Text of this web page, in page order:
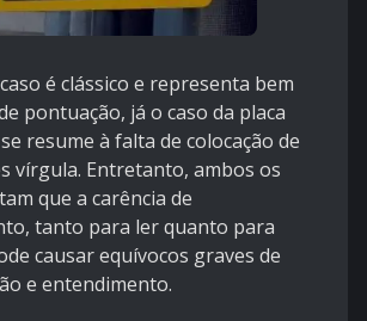
é clássico e representa bem
pontuação, já o caso da placa
resume à falta de colocação de
vírgula. Entretanto, ambos os
que a carência de
tanto para ler quanto para
causar equívocos graves de
e entendimento.